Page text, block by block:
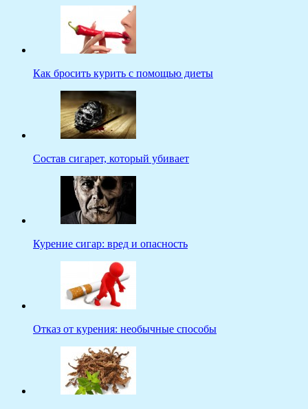
Как бросить курить с помощью диеты
Состав сигарет, который убивает
Курение сигар: вред и опасность
Отказ от курения: необычные способы